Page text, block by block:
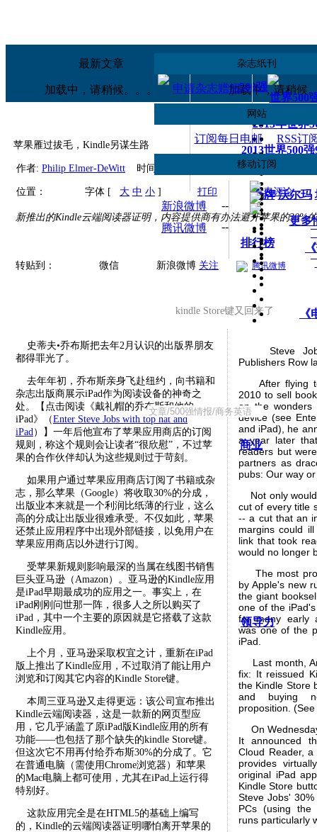
最新文章
加载中，请稍候。。。
热读文章
加载中，请稍候
500强
世界500
2013年世界
2013世界500
世界500
壳牌 沃尔玛
更多
排行榜
商业
领导力
手机财富中
杂志纸刊
申请杂志赠阅
网站
订阅每日电邮 RSS订
移动订阅
新浪微博
腾讯微博
--
--
苹果雁过拔毛，Kindle另谋生路
作者: Philip Elmer-DeWitt 时间: 来源:财富中文网
位置： 字体 [ 大 中 小 ] 打印 发表评论
新推出的Kindle云端阅读器证明，内容提供商有办法避开苹果的30%
转贴到： 微信 新浪微博 关注 腾讯微博
kindle Store键又回来了
史蒂夫•乔布斯把去年2月认识的出版界朋友
都得罪光了。
去年年初，乔布斯亲身飞赴纽约，向书籍和
杂志出版商展示iPad作为阅读设备的神奇之
处。【点击阅读《戴礼帽的乔布斯和他的
iPad》（Enter Steve Jobs with top hat and
iPad）】一年后他宣布了苹果应用商店的订阅
规则，称这个规则会让读者“很欣慰”，不过苹
果的合作伙伴却认为这些规则过于苛刻。
如果用户通过苹果应用商店订阅了书籍或杂
志，那么苹果（Google）将收取30%的分成，
出版业本来就是一个利润比纸薄的行业，这么
高的分成让出版业很难承受。不仅如此，苹果
还禁止应用程序中出现外部链接，以免用户在
苹果应用商店以外进行订阅。
受苹果新规则影响最深的当属在线图书销售
巨头亚马逊（Amazon）。亚马逊的Kindle应用
是iPad早期最成功的应用之一。事实上，在
iPad刚刚问世那一阵，很多人之所以购买了
iPad，其中一个主要的原因就是它搭载了这款
Kindle应用。
上个月，亚马逊采取权宜之计，重新在iPad
版上推出了Kindle应用，不过取消了能让用户
浏览和订阅其它内容的Kindle Store键。
本周三亚马逊又走得更远：该公司宣布推出
Kindle云端阅读器，这是一款新的网页型应
用，它几乎涵盖了原iPad版Kindle应用的所有
功能——也包括了那个缺失的kindle Store键。
但这次它不用再付给乔布斯30%的分成了。它
在普通电脑（需使用Chrome浏览器）和苹果
的Mac电脑上都可使用，尤其在iPad上运行得
特别好。
这款应用完全是在HTML5的基础上编写
的，Kindle的云端阅读器证明哪怕离开苹果的
Steve Jobs
Publishers Row
After flying to
2010 to sell
on the
device (see
and iPad), he
a year later
readers but
partners as
pubs: Our way
Not only would
cut of every title
-- a cut that an
margins could
link that took
would no longer
The most
by Apple's new
the giant
one of the
for many early
was one of the
iPad.
Last month,
fix: It reissued
the Kindle Store
and buying
proposition.
On
It announced
Cloud Reader,
provides
original iPad
Kindle Store
Steve Jobs'
PCs (using the
runs particularly